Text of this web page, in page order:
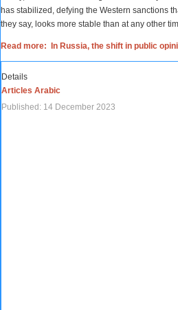
has stabilized, defying the Western sanctions
they say, looks more stable than at any other
Read more: In Russia, the shift in public
Details
Articles Arabic
Published: 14 December 2023